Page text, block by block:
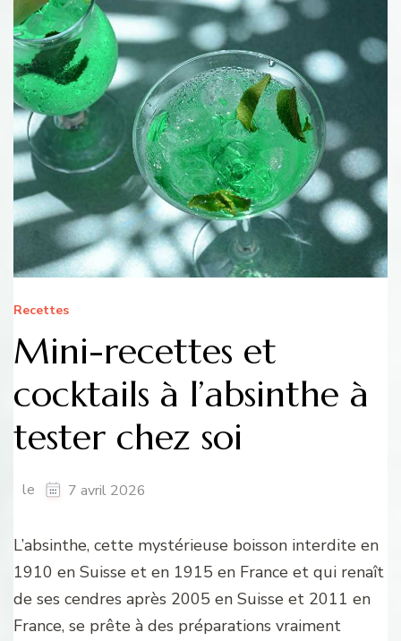
Recettes
Mini-recettes et
cocktails à l’absinthe à
tester chez soi
le 7 avril 2026
L’absinthe, cette mystérieuse boisson interdite en
1910 en Suisse et en 1915 en France et qui renaît
de ses cendres après 2005 en Suisse et 2011 en
France, se prête à des préparations vraiment